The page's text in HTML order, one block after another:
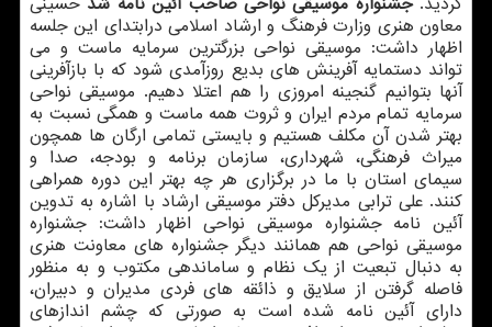
معاون هنری وزارت فرهنگ و ارشاد اسلامی درابتدای این جلسه
اظهار داشت: موسیقی نواحی بزرگترین سرمایه ماست و می
تواند دستمایه آفرینش های بدیع روزآمدی شود كه با بازآفرینی
آنها بتوانیم گنجینه امروزی را هم اعتلا دهیم. موسیقی نواحی
سرمایه تمام مردم ایران و ثروت همه ماست و همگی نسبت به
بهتر شدن آن مكلف هستیم و بایستی تمامی ارگان ها همچون
میراث فرهنگی، شهرداری، سازمان برنامه و بودجه، صدا و
سیمای استان با ما در برگزاری هر چه بهتر این دوره همراهی
كنند. علی ترابی مدیركل دفتر موسیقی ارشاد با اشاره به تدوین
آئین نامه جشنواره موسیقی نواحی اظهار داشت: جشنواره
موسیقی نواحی هم همانند دیگر جشنواره های معاونت هنری
به دنبال تبعیت از یك نظام و ساماندهی مكتوب و به منظور
فاصله گرفتن از سلایق و ذائقه های فردی مدیران و دبیران،
دارای آئین نامه شده است به صورتی كه چشم اندازهای